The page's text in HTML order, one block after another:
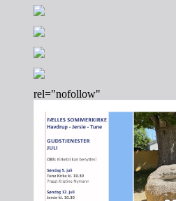
rel="nofollow"